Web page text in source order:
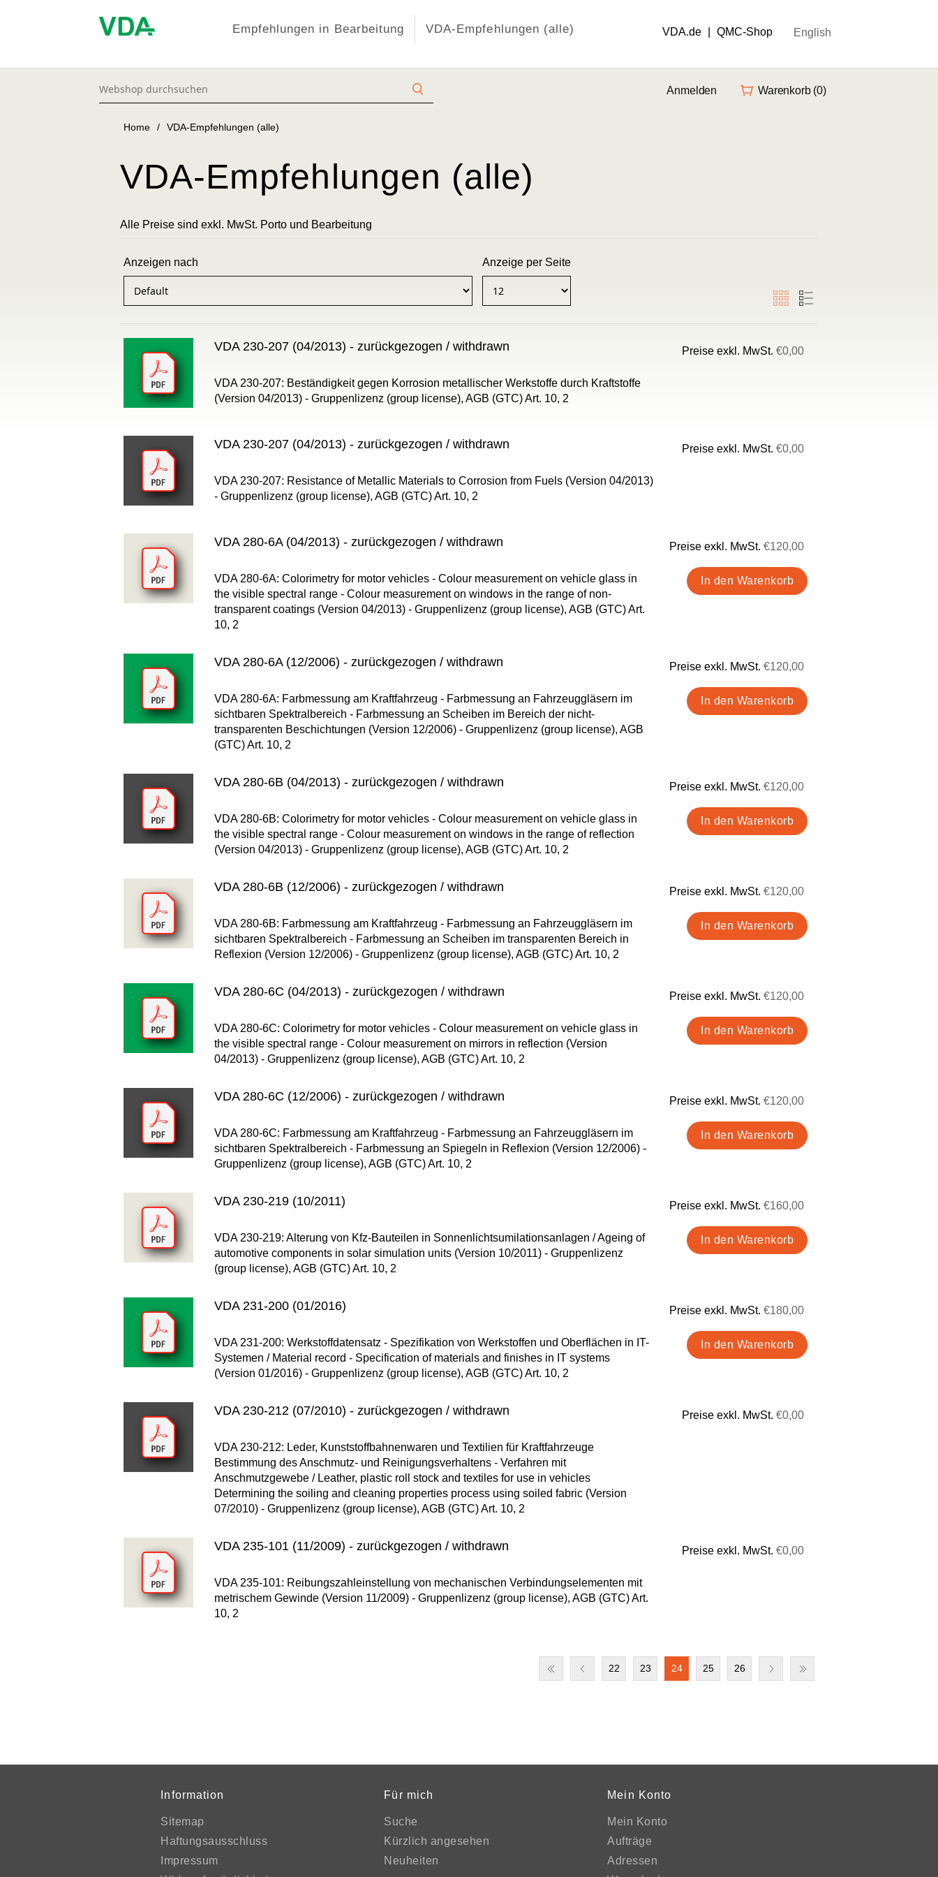
Empfehlungen in Bearbeitung VDA-Empfehlungen (alle) VDA.de QMC-Shop English
Anmelden Warenkorb (0)
Home / VDA-Empfehlungen (alle)
VDA-Empfehlungen (alle)
Alle Preise sind exkl. MwSt. Porto und Bearbeitung
Anzeigen nach Anzeige per Seite
VDA 230-207 (04/2013) - zurückgezogen / withdrawn
VDA 230-207: Beständigkeit gegen Korrosion metallischer Werkstoffe durch Kraftstoffe
(Version 04/2013) - Gruppenlizenz (group license), AGB (GTC) Art. 10, 2
€0,00
Preise exkl. MwSt.
VDA 230-207 (04/2013) - zurückgezogen / withdrawn
VDA 230-207: Resistance of Metallic Materials to Corrosion from Fuels (Version 04/2013)
- Gruppenlizenz (group license), AGB (GTC) Art. 10, 2
€0,00
Preise exkl. MwSt.
VDA 280-6A (04/2013) - zurückgezogen / withdrawn
VDA 280-6A: Colorimetry for motor vehicles - Colour measurement on vehicle glass in
the visible spectral range - Colour measurement on windows in the range of non-
transparent coatings (Version 04/2013) - Gruppenlizenz (group license), AGB (GTC) Art.
10, 2
€120,00
Preise exkl. MwSt.
VDA 280-6A (12/2006) - zurückgezogen / withdrawn
VDA 280-6A: Farbmessung am Kraftfahrzeug - Farbmessung an Fahrzeuggläsern im
sichtbaren Spektralbereich - Farbmessung an Scheiben im Bereich der nicht-
transparenten Beschichtungen (Version 12/2006) - Gruppenlizenz (group license), AGB
(GTC) Art. 10, 2
€120,00
Preise exkl. MwSt.
VDA 280-6B (04/2013) - zurückgezogen / withdrawn
VDA 280-6B: Colorimetry for motor vehicles - Colour measurement on vehicle glass in
the visible spectral range - Colour measurement on windows in the range of reflection
(Version 04/2013) - Gruppenlizenz (group license), AGB (GTC) Art. 10, 2
€120,00
Preise exkl. MwSt.
VDA 280-6B (12/2006) - zurückgezogen / withdrawn
VDA 280-6B: Farbmessung am Kraftfahrzeug - Farbmessung an Fahrzeuggläsern im
sichtbaren Spektralbereich - Farbmessung an Scheiben im transparenten Bereich in
Reflexion (Version 12/2006) - Gruppenlizenz (group license), AGB (GTC) Art. 10, 2
€120,00
Preise exkl. MwSt.
VDA 280-6C (04/2013) - zurückgezogen / withdrawn
VDA 280-6C: Colorimetry for motor vehicles - Colour measurement on vehicle glass in
the visible spectral range - Colour measurement on mirrors in reflection (Version
04/2013) - Gruppenlizenz (group license), AGB (GTC) Art. 10, 2
€120,00
Preise exkl. MwSt.
VDA 280-6C (12/2006) - zurückgezogen / withdrawn
VDA 280-6C: Farbmessung am Kraftfahrzeug - Farbmessung an Fahrzeuggläsern im
sichtbaren Spektralbereich - Farbmessung an Spiegeln in Reflexion (Version 12/2006) -
Gruppenlizenz (group license), AGB (GTC) Art. 10, 2
€120,00
Preise exkl. MwSt.
VDA 230-219 (10/2011)
VDA 230-219: Alterung von Kfz-Bauteilen in Sonnenlichtsumilationsanlagen / Ageing of
automotive components in solar simulation units (Version 10/2011) - Gruppenlizenz
(group license), AGB (GTC) Art. 10, 2
€160,00
Preise exkl. MwSt.
VDA 231-200 (01/2016)
VDA 231-200: Werkstoffdatensatz - Spezifikation von Werkstoffen und Oberflächen in IT-
Systemen / Material record - Specification of materials and finishes in IT systems
(Version 01/2016) - Gruppenlizenz (group license), AGB (GTC) Art. 10, 2
€180,00
Preise exkl. MwSt.
VDA 230-212 (07/2010) - zurückgezogen / withdrawn
VDA 230-212: Leder, Kunststoffbahnenwaren und Textilien für Kraftfahrzeuge
Bestimmung des Anschmutz- und Reinigungsverhaltens - Verfahren mit
Anschmutzgewebe / Leather, plastic roll stock and textiles for use in vehicles
Determining the soiling and cleaning properties process using soiled fabric (Version
07/2010) - Gruppenlizenz (group license), AGB (GTC) Art. 10, 2
€0,00
Preise exkl. MwSt.
VDA 235-101 (11/2009) - zurückgezogen / withdrawn
VDA 235-101: Reibungszahleinstellung von mechanischen Verbindungselementen mit
metrischem Gewinde (Version 11/2009) - Gruppenlizenz (group license), AGB (GTC) Art.
10, 2
€0,00
Preise exkl. MwSt.
22 23 24 25 26
Information
Sitemap
Haftungsausschluss
Impressum
Für mich
Suche
Kürzlich angesehen
Neuheiten
Mein Konto
Mein Konto
Aufträge
Adressen